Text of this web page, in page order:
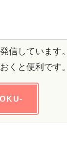
信しています。
くと便利です。